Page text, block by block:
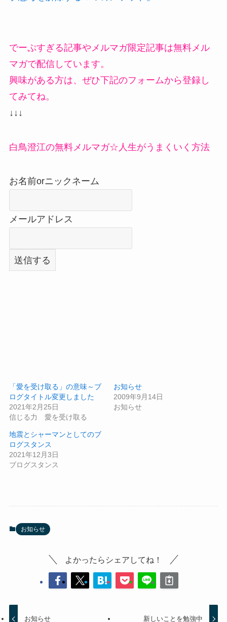
でーぷすぎる記事やメルマガ限定記事は無料メル
マガで配信しています。
興味がある方は、ぜひ下記のフォームから登録し
てみてね。
↓↓↓
白鳥澄江の無料メルマガ☆人生がうまくいく方法
お名前orニックネーム
メールアドレス
「愛を受け取る」の意味～ブ
ログタイトル変更しました
2021年2月25日
信じる力 愛を受け取る
お知らせ
2009年9月14日
お知らせ
地震とシャーマンとしてのブ
ログスタンス
2021年12月3日
ブログスタンス
お知らせ
よかったらシェアしてね！
お知らせ 新しいことを勉強中